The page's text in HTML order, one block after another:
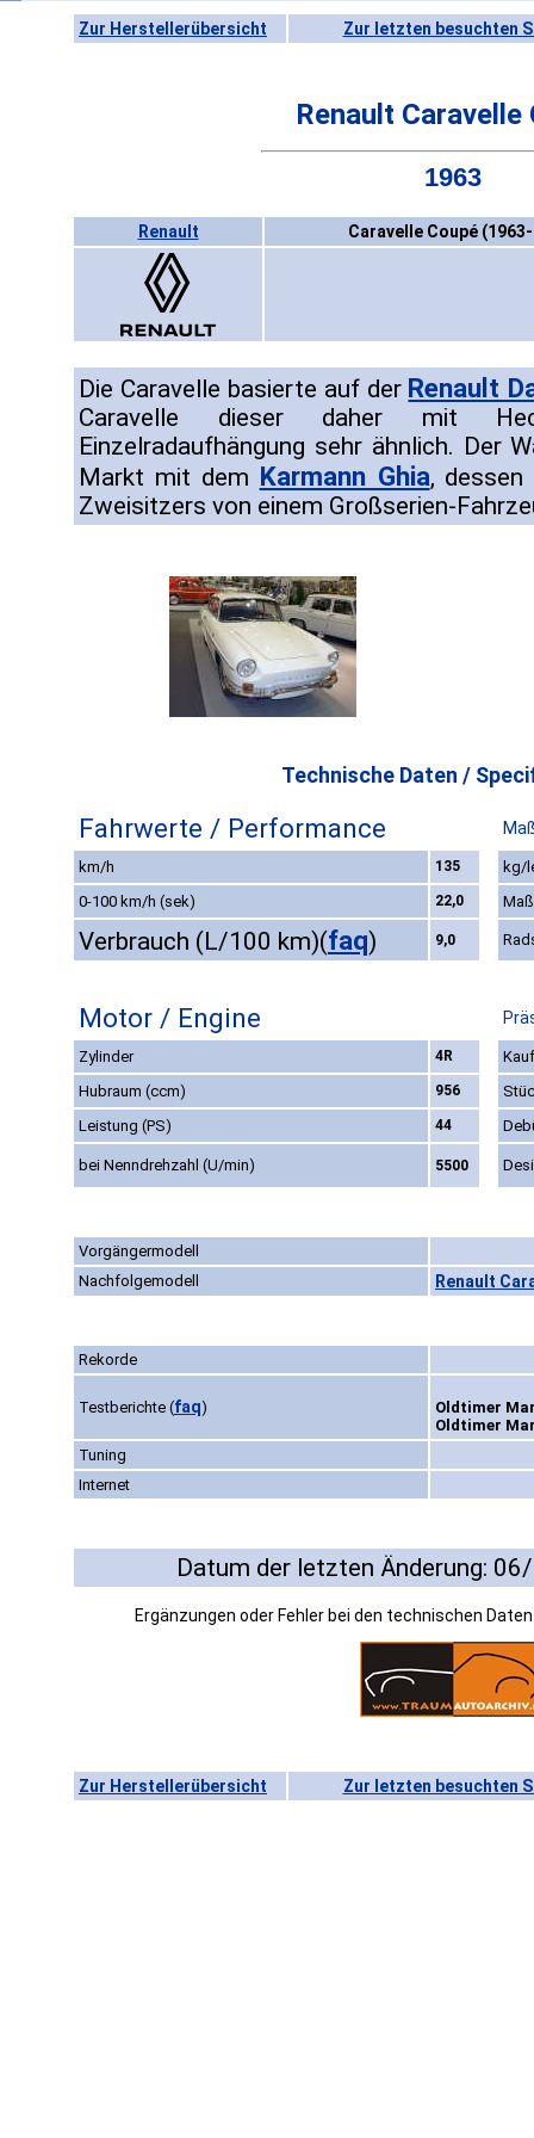
Zur Herstellerübersicht Zur letzten besuchten
Renault Caravelle
1963
Renault Caravelle Coupé
Die Caravelle basierte auf der Renault
Caravelle dieser daher mit
Einzelradaufhängung sehr ähnlich. Der
Markt mit dem Karmann Ghia, dessen
Zweisitzers von einem Großserien-
Technische Daten /
Fahrwerte / Performance
km/h 135
kg/
0-100 km/h (sek)
22,0
Verbrauch (L/100 km)(faq) 9,0
Motor / Engine
Zylinder 4R
Hubraum (ccm)
956
Leistung (PS)
44
bei Nenndrehzahl (U/min) 5500
Vorgängermodell
Nachfolgemodell
Renault
Rekorde
Testberichte (faq)
Oldtimer
Oldtimer
Tuning
Internet
Datum der letzten Änderung:
Ergänzungen oder Fehler bei den technischen
Zur Herstellerübersicht Zur letzten besuchten